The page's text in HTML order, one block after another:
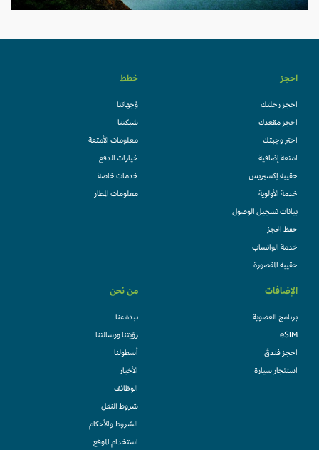
احجز
احجز رحلتك
احجز مقعدك
اختر وجبتك
امتعة إضافية
حقيبة إكسبريس
خدمة الأولوية
بيانات تسجيل الوصول
حفظ الحجز
خدمة الواتساب
حقيبة المقصورة
خطط
وُجهاتنا
شبكتنا
معلومات الأمتعة
خيارات الدفع
خدمات خاصة
معلومات المطار
الإضافات
برنامج العضوية
eSIM
احجز فندقً
استئجار سيارة
من نحن
نبذة عنا
رؤيتنا ورسالتنا
أسطولنا
الأخبار
الوظائف
شروط النقل
الشروط والأحكام
استخدام الموقع